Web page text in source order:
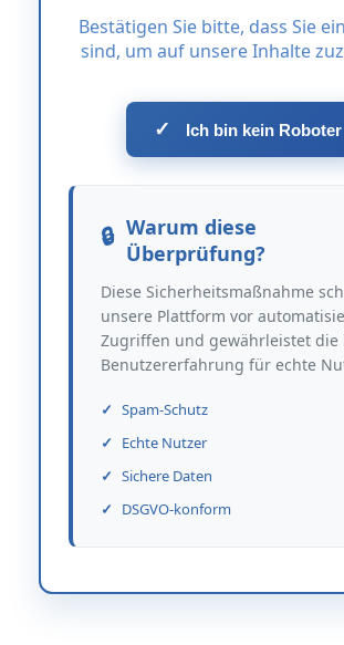
Bestätigen Sie bitte, dass Sie
sind, um auf unsere Inhalte
✓ Ich bin kein Roboter
Warum diese
Überprüfung?
Diese Sicherheitsmaßnahme
unsere Plattform vor
Zugriffen und gewährleistet die
Benutzererfahrung für echte
Spam-Schutz
Echte Nutzer
Sichere Daten
DSGVO-konform